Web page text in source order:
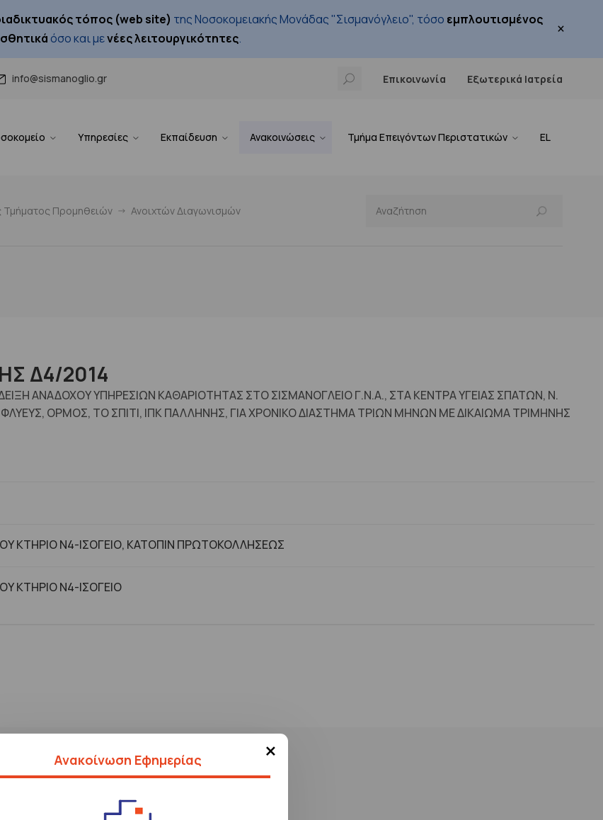
τόπος (web site) της Νοσοκομειακής Μονάδας "Σισμανόγλειο", τόσο εμπλουτισμένος
όσο και μενέες λειτουργικότητες. ×
info@sismanoglio.gr Επικοινωνία Εξωτερικά Ιατρεία
Υπηρεσίες Εκπαίδευση Ανακοινώσεις Τμήμα Επειγόντων Περιστατικών EL
×
Ανακοίνωση Εφημερίας
Τμήματος Προμηθειών Ανοιχτών Διαγωνισμών
Δ4/2014
ΑΝΑΔΟΧΟΥ ΥΠΗΡΕΣΙΩΝ ΚΑΘΑΡΙΟΤΗΤΑΣ ΣΤΟ ΣΙΣΜΑΝΟΓΛΕΙΟ Γ.Ν.Α., ΣΤΑ ΚΕΝΤΡΑ ΥΓΕΙΑΣ ΣΠΑΤΩΝ, Ν.
ΟΡΜΟΣ, ΤΟ ΣΠΙΤΙ, ΙΠΚ ΠΑΛΛΗΝΗΣ, ΓΙΑ ΧΡΟΝΙΚΟ ΔΙΑΣΤΗΜΑ ΤΡΙΩΝ ΜΗΝΩΝ ΜΕ ΔΙΚΑΙΩΜΑ ΤΡΙΜΗΝΗΣ
ΚΤΗΡΙΟ Ν4-ΙΣΟΓΕΙΟ, ΚΑΤΟΠΙΝ ΠΡΩΤΟΚΟΛΛΗΣΕΩΣ
ΚΤΗΡΙΟ Ν4-ΙΣΟΓΕΙΟ